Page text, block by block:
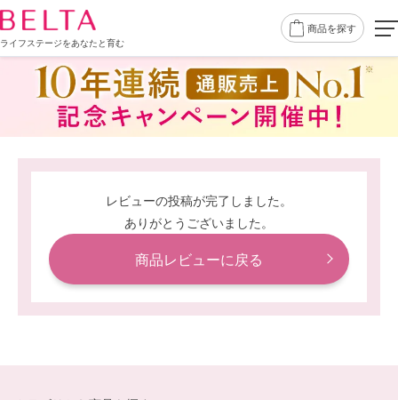
ライフステージをあなたと育む
商品を探す
レビューの投稿が完了しました。
ありがとうございました。
商品レビューに戻る